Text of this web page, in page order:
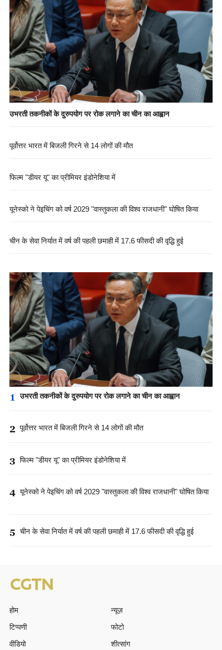
उभरती तकनीकों के दुरुपयोग पर रोक लगाने का चीन का आह्वान
पूर्वोत्तर भारत में बिजली गिरने से 14 लोगों की मौत
फिल्म "डीयर यू" का प्रीमियर इंडोनेशिया में
यूनेस्को ने पेइचिंग को वर्ष 2029 "वास्तुकला की विश्व राजधानी" घोषित किया
चीन के सेवा निर्यात में वर्ष की पहली छमाही में 17.6 फीसदी की वृद्धि हुई
1 उभरती तकनीकों के दुरुपयोग पर रोक लगाने का चीन का आह्वान
2 पूर्वोत्तर भारत में बिजली गिरने से 14 लोगों की मौत
3 फिल्म "डीयर यू" का प्रीमियर इंडोनेशिया में
4 यूनेस्को ने पेइचिंग को वर्ष 2029 "वास्तुकला की विश्व राजधानी" घोषित किया
5 चीन के सेवा निर्यात में वर्ष की पहली छमाही में 17.6 फीसदी की वृद्धि हुई
होम
न्यूज़
टिप्पणी
फोटो
वीडियो
शीत्सांग